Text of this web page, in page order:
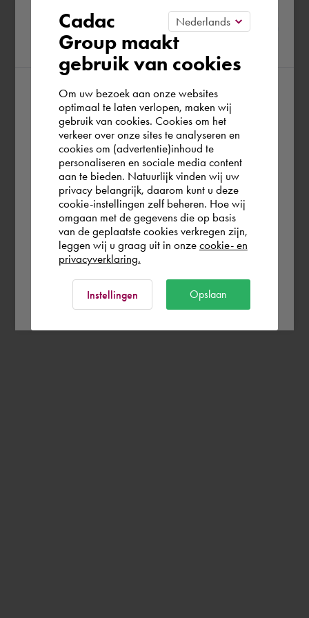
Please confirm your current
region
According to us you are situated in Rest of
the world. Please confirm in which country
you wish to shop.
Österreich
Rest of the world
Cadac
Group maakt
gebruik van cookies
Om uw bezoek aan onze websites
optimaal te laten verlopen, maken wij
gebruik van cookies. Cookies om het
verkeer over onze sites te analyseren en
cookies om (advertentie)inhoud te
personaliseren en sociale media content
aan te bieden. Natuurlijk vinden wij uw
privacy belangrijk, daarom kunt u deze
cookie-instellingen zelf beheren. Hoe wij
omgaan met de gegevens die op basis
van de geplaatste cookies verkregen zijn,
leggen wij u graag uit in onze cookie- en
privacyverklaring.
Instellingen Opslaan